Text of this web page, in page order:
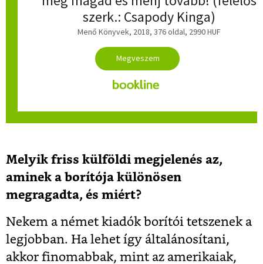
szerk.: Csapody Kinga)
Menő Könyvek, 2018, 376 oldal, 2990 HUF
Melyik friss külföldi megjelenés az,
aminek a borítója különösen
megragadta, és miért?
Nekem a német kiadók borítói tetszenek a
legjobban. Ha lehet így általánosítani,
akkor finomabbak, mint az amerikaiak,